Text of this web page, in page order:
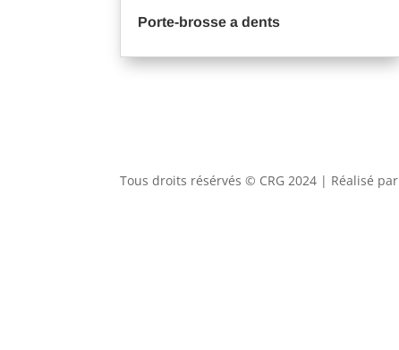
Porte-brosse a dents
Tous droits résérvés © CRG 2024 | Réalisé par